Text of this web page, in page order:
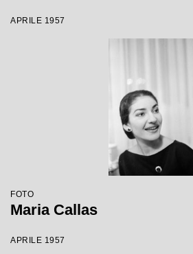
APRILE 1957
FOTO
Maria Callas
APRILE 1957